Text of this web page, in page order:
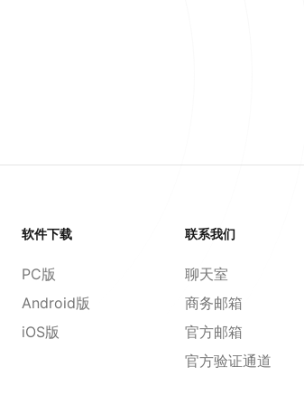
软件下载
PC版
Android版
iOS版
联系我们
聊天室
商务邮箱
官方邮箱
官方验证通道